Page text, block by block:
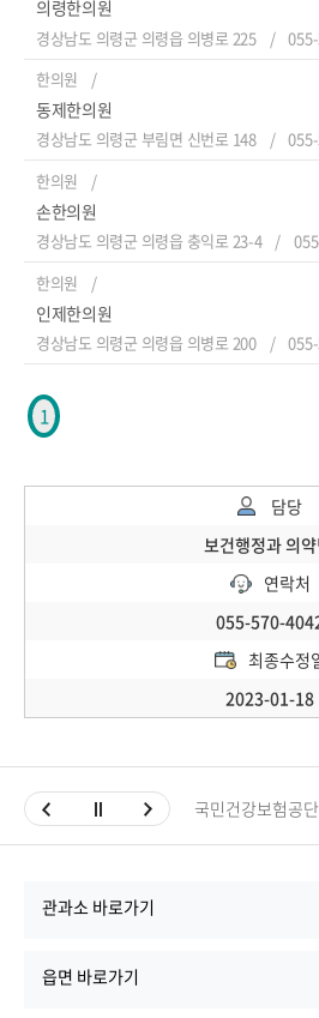
의령한의원
경상남도 의령군 의령읍 의병로 225
한의원
동제한의원
경상남도 의령군 부림면 신번로 148
한의원
손한의원
경상남도 의령군 의령읍 충익로 23-4
한의원
인제한의원
경상남도 의령군 의령읍 의병로 200
1
담당
보건행정과 의
연락처
055-570-
최종수정
2023-01-18
국민건강보험공단
관과소 바로가기
읍면 바로가기